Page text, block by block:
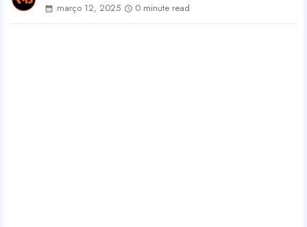
março 12, 2025
0 minute read